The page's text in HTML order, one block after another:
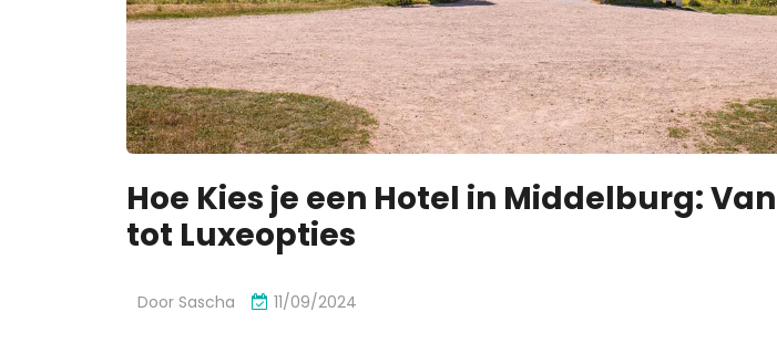
Hoe Kies je een Hotel in Middelburg:
tot Luxeopties
Door Sascha 11/09/2024